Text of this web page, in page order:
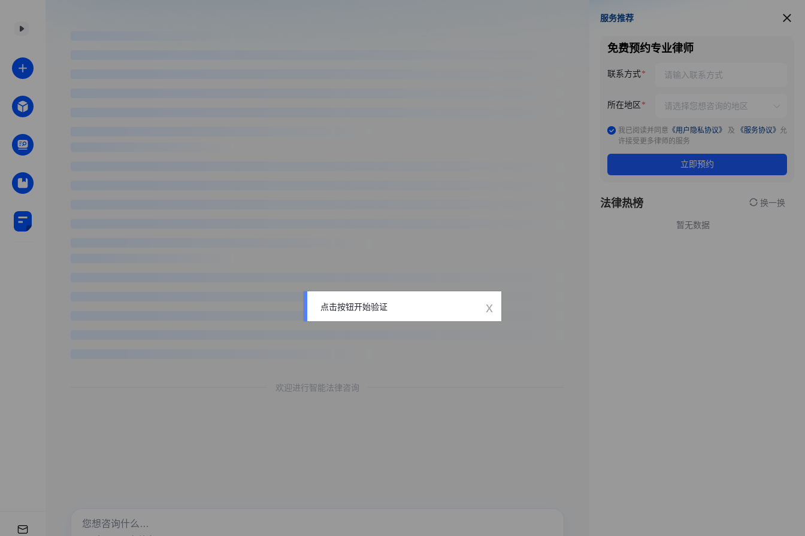
欢迎进行智能法律咨询
服务推荐
服务推荐
免费预约专业律师
联系方式
所在地区
我已阅读并同意 《用户隐私协议》 及 《服务协议》 允
许接受更多律师的服务
立即预约
法律热榜 换一换
暂无数据
点击按钮开始验证 x